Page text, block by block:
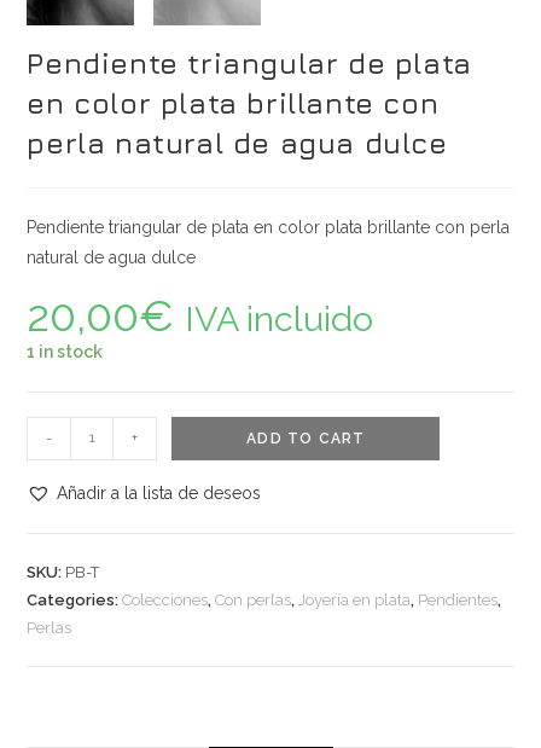
Pendiente triangular de plata
en color plata brillante con
perla natural de agua dulce
Pendiente triangular de plata en color plata brillante con perla
natural de agua dulce
20,00€ IVA incluido
1 in stock
Pendiente
triangular
de
color
plata
- + ADD TO CART
Añadir a la lista de deseos
SKU: PB-T
Categories:Colecciones,Con perlas, Joyería en plata, Pendientes,
Perlas